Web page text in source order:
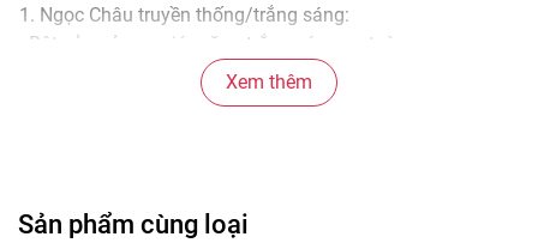
1. Ngọc Châu truyền thống/trắng sáng:
- Bột vỏ quả cau giúp răng trắng sáng an toàn.
- Tinh chất hoa hòe: làm bền thành mạch, giảm chảy máu
Rhatany, muối tinh khiết giúp ức chế sự phát triển của vi
Xem thêm
Sản phẩm cùng loại